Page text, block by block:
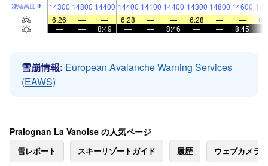
凍結高度 ft 14300 14800 14400 14400 14100 14400 14300 14800 14600
6:26
— — 6:28 — — 6:28 — —
—
— 8:49 — — 8:46 — — 8:45
雪崩情報: European Avalanche Warning Services
(EAWS)
Pralognan La Vanoise の人気ページ
雪レポート スキーリゾートガイド 履歴 ウェブカメラ